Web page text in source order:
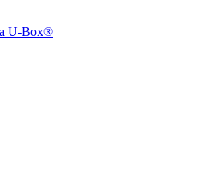
U-Box®